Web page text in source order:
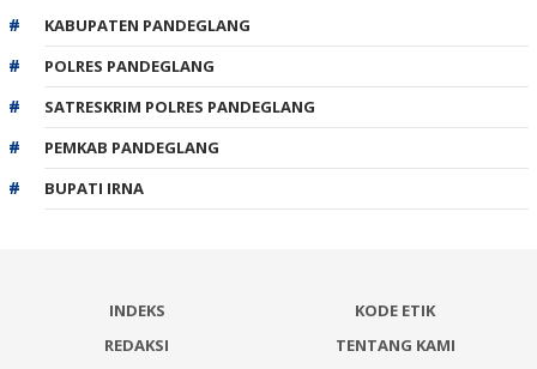
KABUPATEN PANDEGLANG
POLRES PANDEGLANG
SATRESKRIM POLRES PANDEGLANG
PEMKAB PANDEGLANG
BUPATI IRNA
INDEKS
KODE ETIK
REDAKSI
TENTANG KAMI